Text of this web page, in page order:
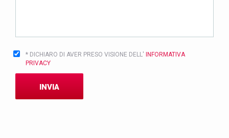
* DICHIARO DI AVER PRESO VISIONE DELL'
INFORMATIVA
PRIVACY
INVIA